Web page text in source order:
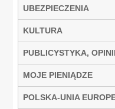
UBEZPIECZENIA
KULTURA
PUBLICYSTYKA,
MOJE PIENIĄDZE
POLSKA-UNIA